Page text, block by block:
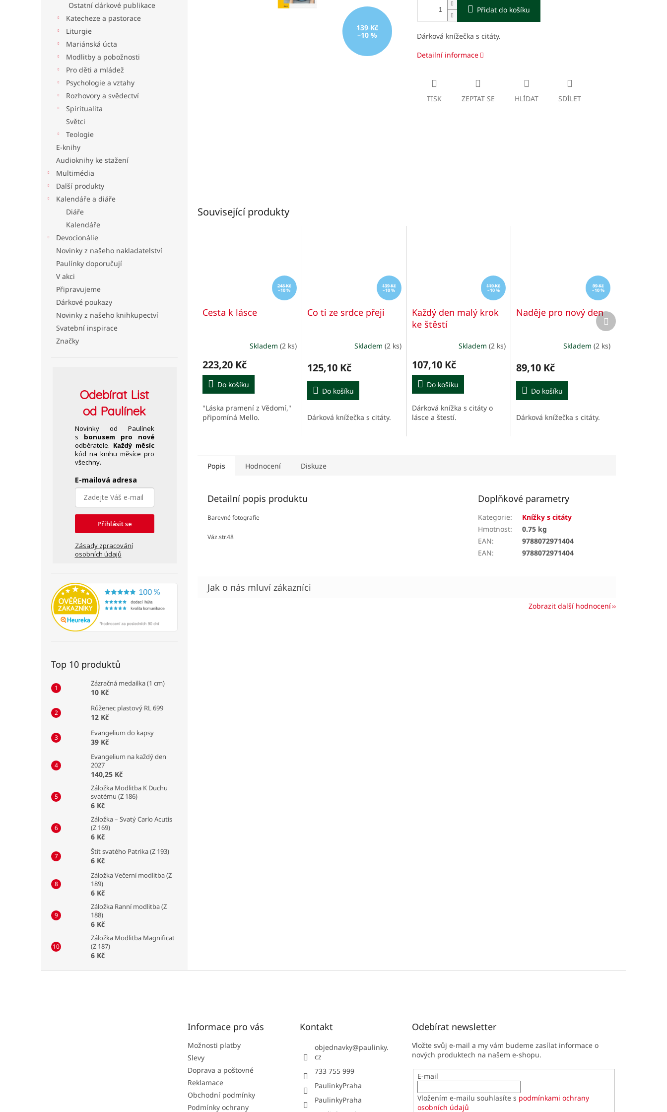
Ostatní dárkové publikace
Katecheze a pastorace
Liturgie
Mariánská úcta
Modlitby a pobožnosti
Pro děti a mládež
Psychologie a vztahy
Rozhovory a svědectví
Spiritualita
Světci
Teologie
E-knihy
Audioknihy ke stažení
Multimédia
Další produkty
Kalendáře a diáře
Diáře
Kalendáře
Devocionálie
Novinky z našeho nakladatelství
Paulínky doporučují
V akci
Připravujeme
Dárkové poukazy
Novinky z našeho knihkupectví
Svatební inspirace
Značky
OdebíratList
od Paulínek
Novinky od Paulínek
s bonusem pro nové
odběratele. Každý měsíc
kód na knihu měsíce pro
všechny.
E-mailová adresa
Přihlásit se
Zásady zpracování
osobních údajů
Top 10 produktů
Zázračná medailka (1 cm)
10 Kč
Růženec plastový RL 699
12 Kč
Evangelium do kapsy
39 Kč
Evangelium na každý den
2027
140,25 Kč
Záložka Modlitba K Duchu
svatému (Z 186)
6 Kč
Záložka – Svatý Carlo Acutis
(Z 169)
6 Kč
Štít svatého Patrika (Z 193)
6 Kč
Záložka Večerní modlitba (Z
189)
6 Kč
Záložka Ranní modlitba (Z
188)
6 Kč
Záložka Modlitba Magnificat
(Z 187)
6 Kč
139 Kč
–10 %
Přidat do košíku
Dárková knížečka s citáty.
Detailní informace
TISK ZEPTAT SE HLÍDAT SDÍLET
Související produkty
248 Kč
–10 %
Cesta k lásce
Skladem (2 ks)
223,20 Kč
Do košíku
"Láska pramení z Vědomí,"
připomíná Mello.
139 Kč
–10 %
Co ti ze srdce přeji
produktu
5,0
5
hvězdiček.
Skladem (2 ks)
125,10 Kč
Do košíku
Dárková knížečka s citáty.
119 Kč
–10 %
Každý den malý krok
ke štěstí
produktu
je
4,0
z
5
hvězdiček.
Skladem(2 ks)
107,10 Kč
Do košíku
Dárková knížka s citáty o
lásce a štestí.
99 Kč
–10 %
Naděje pro nový den
Skladem (2 ks)
89,10 Kč
Do košíku
Dárková knížečka s citáty.
Další
produkt
Popis Hodnocení Diskuze
Detailní popis produktu
Barevné fotografie
Váz.str.48
Doplňkové parametry
Kategorie:
Knížky s citáty
Hmotnost:
0.75 kg
EAN:
9788072971404
EAN: 9788072971404
Zobrazit další hodnocení
Informace pro vás
Možnosti platby
Slevy
Doprava a poštovné
Reklamace
Obchodní podmínky
Podmínky ochrany
Kontakt
objednavky@paulinky.
cz
733 755 999
PaulinkyPraha
PaulinkyPraha
Odebírat newsletter
Vložte svůj e-mail a my vám budeme zasílat informace o
nových produktech na našem e-shopu.
E-mail
Vložením e-mailu souhlasíte s podmínkami ochrany
osobních údajů